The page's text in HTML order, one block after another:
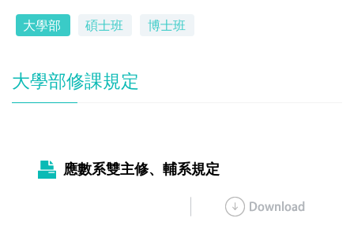
大學部 碩士班 博士班
大學部修課規定
應數系雙主修、輔系規定